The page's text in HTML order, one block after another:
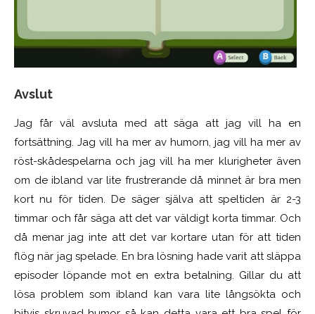
Avslut
Jag får väl avsluta med att säga att jag vill ha en
fortsättning. Jag vill ha mer av humorn, jag vill ha mer av
röst-skådespelarna och jag vill ha mer klurigheter även
om de ibland var lite frustrerande då minnet är bra men
kort nu för tiden. De säger själva att speltiden är 2-3
timmar och får säga att det var väldigt korta timmar. Och
då menar jag inte att det var kortare utan för att tiden
flög när jag spelade. En bra lösning hade varit att släppa
episoder löpande mot en extra betalning. Gillar du att
lösa problem som ibland kan vara lite långsökta och